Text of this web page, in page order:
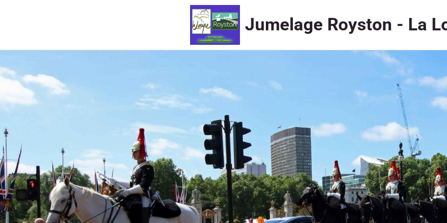
Jumelage Royston - La